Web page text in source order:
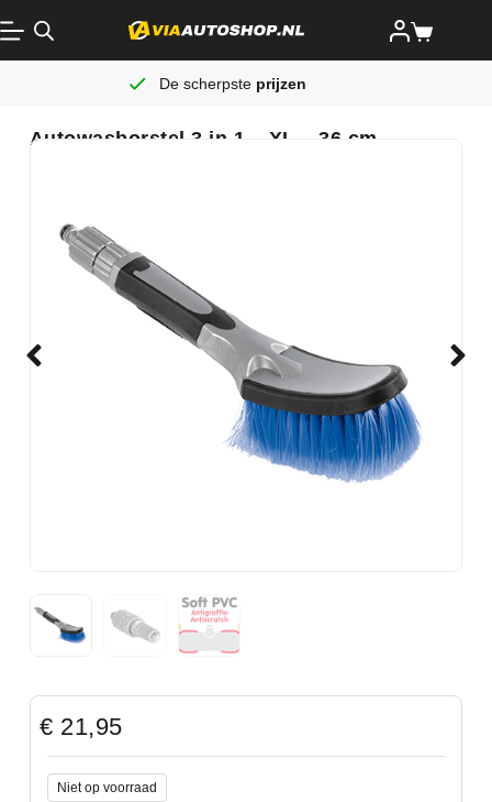
De scherpste prijzen
Autowasborstel 3 in 1 – XL – 36 cm
€ 21,95
Niet op voorraad